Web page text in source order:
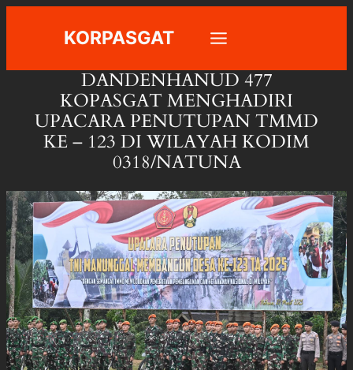
KORPASGAT
DANDENHANUD 477
KOPASGAT MENGHADIRI
UPACARA PENUTUPAN TMMD
KE – 123 DI WILAYAH KODIM
0318/NATUNA